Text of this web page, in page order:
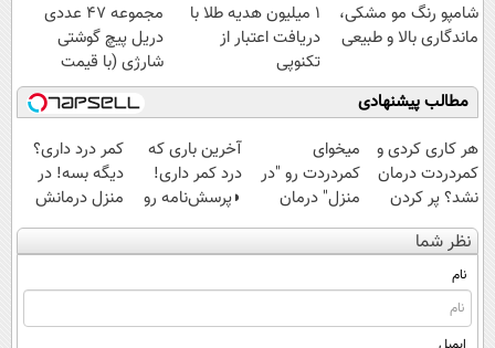
1,499,000
شامپو رنگ مو مشکی،
ماندگاری بالا و طبیعی
1 میلیون هدیه طلا با
دریافت اعتبار از
تکنوپی
مجموعه 47 عددی
دریل پیچ گوشتی
شارژی‌ (با قیمت
فوق‌العاده)
مطالب پیشنهادی
هر کاری کردی و
کمردردت درمان
نشد؟ پر کردن
پرسشنامه و
دریافت راه حل
میخوای
کمردردت رو "در
منزل" درمان
کنی؟ (◂فیلم +
◂پرسش‌نامه)
آخرین باری که
درد کمر داری!
◗پرسش‌نامه رو
پر کن◖
کمر درد داری؟
دیگه بسه! در
منزل درمانش
کن
(◀پرسش‌نامه)
نظر شما
نام